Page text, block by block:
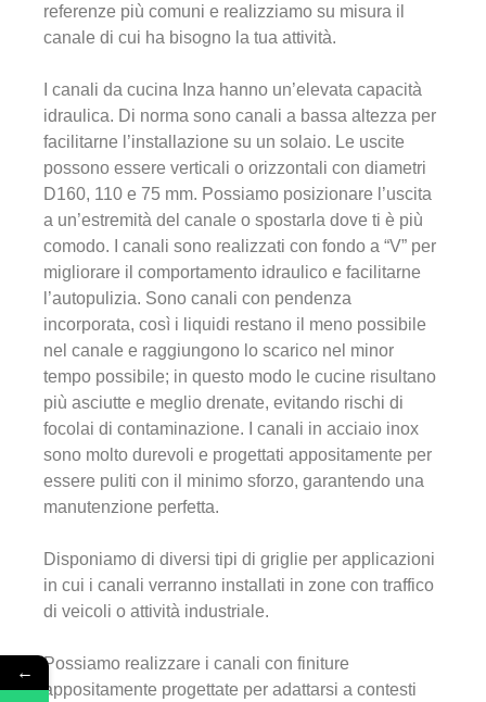
referenze più comuni e realizziamo su misura il
canale di cui ha bisogno la tua attività.
I canali da cucina Inza hanno un’elevata capacità
idraulica. Di norma sono canali a bassa altezza per
facilitarne l’installazione su un solaio. Le uscite
possono essere verticali o orizzontali con diametri
D160, 110 e 75 mm. Possiamo posizionare l’uscita
a un’estremità del canale o spostarla dove ti è più
comodo. I canali sono realizzati con fondo a “V” per
migliorare il comportamento idraulico e facilitarne
l’autopulizia. Sono canali con pendenza
incorporata, così i liquidi restano il meno possibile
nel canale e raggiungono lo scarico nel minor
tempo possibile; in questo modo le cucine risultano
più asciutte e meglio drenate, evitando rischi di
focolai di contaminazione. I canali in acciaio inox
sono molto durevoli e progettati appositamente per
essere puliti con il minimo sforzo, garantendo una
manutenzione perfetta.
Disponiamo di diversi tipi di griglie per applicazioni
in cui i canali verranno installati in zone con traffico
di veicoli o attività industriale.
Possiamo realizzare i canali con finiture
appositamente progettate per adattarsi a contesti
←